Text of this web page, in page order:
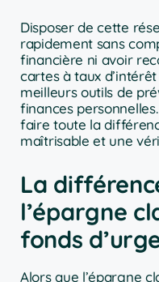
Disposer de cette
rapidement sans
financière ni avoir
cartes à taux d’intérêt
meilleurs outils de
finances
faire toute la
maîtrisable et une
La
l’épargne
fonds
Alors que l’épargne